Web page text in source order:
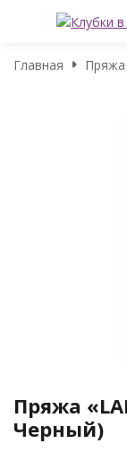
Главная Пряжа
Пряжа
Черный)